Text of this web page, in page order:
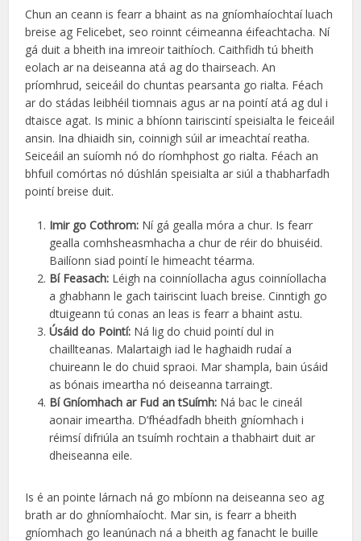
Chun an ceann is fearr a bhaint as na gníomhaíochtaí luach
breise ag Felicebet, seo roinnt céimeanna éifeachtacha. Ní
gá duit a bheith ina imreoir taithíoch. Caithfidh tú bheith
eolach ar na deiseanna atá ag do thairseach. An
príomhrud, seiceáil do chuntas pearsanta go rialta. Féach
ar do stádas leibhéil tiomnais agus ar na pointí atá ag dul i
dtaisce agat. Is minic a bhíonn tairiscintí speisialta le feiceáil
ansin. Ina dhiaidh sin, coinnigh súil ar imeachtaí reatha.
Seiceáil an suíomh nó do ríomhphost go rialta. Féach an
bhfuil comórtas nó dúshlán speisialta ar siúl a thabharfadh
pointí breise duit.
Imir go Cothrom: Ní gá gealla móra a chur. Is fearr
gealla comhsheasmhacha a chur de réir do bhuiséid.
Bailíonn siad pointí le himeacht téarma.
Bí Feasach: Léigh na coinníollacha agus coinníollacha
a ghabhann le gach tairiscint luach breise. Cinntigh go
dtuigeann tú conas an leas is fearr a bhaint astu.
Úsáid do Pointí: Ná lig do chuid pointí dul in
chaillteanas. Malartaigh iad le haghaidh rudaí a
chuireann le do chuid spraoi. Mar shampla, bain úsáid
as bónais imeartha nó deiseanna tarraingt.
Bí Gníomhach ar Fud an tSuímh: Ná bac le cineál
aonair imeartha. D’fhéadfadh bheith gníomhach i
réimsí difriúla an tsuímh rochtain a thabhairt duit ar
dheiseanna eile.
Is é an pointe lárnach ná go mbíonn na deiseanna seo ag
brath ar do ghníomhaíocht. Mar sin, is fearr a bheith
gníomhach go leanúnach ná a bheith ag fanacht le buille